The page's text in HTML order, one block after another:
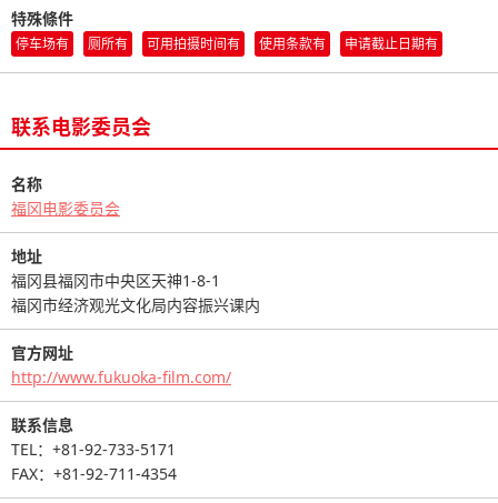
特殊條件
停车场有 厕所有 可用拍摄时间有 使用条款有 申请截止日期有
联系电影委员会
名称
福冈电影委员会
地址
福冈县福冈市中央区天神1-8-1
福冈市经济观光文化局内容振兴课内
官方网址
http://www.fukuoka-film.com/
联系信息
TEL：+81-92-733-5171
FAX：+81-92-711-4354